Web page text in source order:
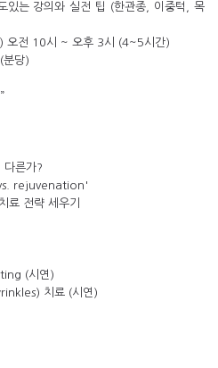
있는 강의와 실전 팁 (한관종, 이중턱, 목
오전 10시 ~ 오후 3시 (4~5시간)
분당)
다른가?
rejuvenation'
전략 세우기
(시연)
치료 (시연)